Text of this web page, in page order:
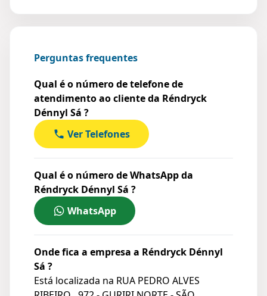
Perguntas frequentes
Qual é o número de telefone de
atendimento ao cliente da Réndryck
Dénnyl Sá ?
Ver Telefones
Qual é o número de WhatsApp da
Réndryck Dénnyl Sá ?
WhatsApp
Onde fica a empresa a Réndryck Dénnyl
Sá ?
Está localizada na RUA PEDRO ALVES